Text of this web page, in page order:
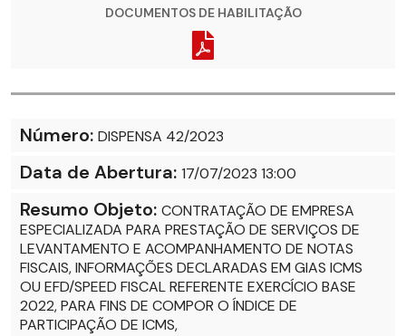
DOCUMENTOS DE HABILITAÇÃO
Número: DISPENSA 42/2023
Data de Abertura: 17/07/2023 13:00
Resumo Objeto: CONTRATAÇÃO DE EMPRESA
ESPECIALIZADA PARA PRESTAÇÃO DE SERVIÇOS DE
LEVANTAMENTO E ACOMPANHAMENTO DE NOTAS
FISCAIS, INFORMAÇÕES DECLARADAS EM GIAS ICMS
OU EFD/SPEED FISCAL REFERENTE EXERCÍCIO BASE
2022, PARA FINS DE COMPOR O ÍNDICE DE
PARTICIPAÇÃO DE ICMS,